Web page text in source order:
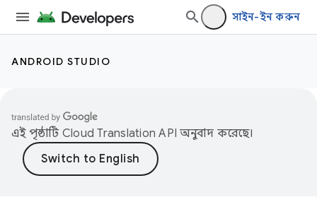
সাইন-ইন করুন
ANDROID STUDIO
এই পৃষ্ঠাটি Cloud Translation API অনুবাদ করেছে।